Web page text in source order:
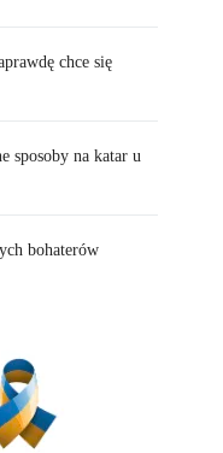
chce się
sposoby na katar u
bohaterów